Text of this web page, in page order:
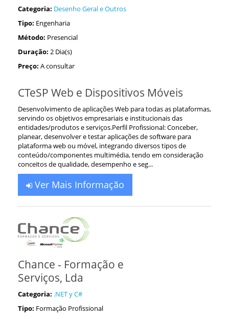
Categoria: Desenho Geral e Outros
Tipo: Engenharia
Método: Presencial
Duração: 2 Dia(s)
Preço: A consultar
CTeSP Web e Dispositivos Móveis
Desenvolvimento de aplicações Web para todas as plataformas,
servindo os objetivos empresariais e institucionais das
entidades/produtos e serviços.Perfil Profissional: Conceber,
planear, desenvolver e testar aplicações de software para
plataforma web ou móvel, integrando diversos tipos de
conteúdo/componentes multimédia, tendo em consideração
conceitos de qualidade, desempenho e seg...
Ver Mais Informação
Chance - Formação e
Serviços, Lda
Categoria: .NET y C#
Tipo: Formação Profissional